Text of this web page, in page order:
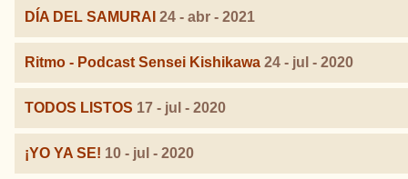
DÍA DEL SAMURAI 24 - abr - 2021
Ritmo - Podcast Sensei Kishikawa 24 - jul - 2020
TODOS LISTOS 17 - jul - 2020
¡YO YA SE! 10 - jul - 2020